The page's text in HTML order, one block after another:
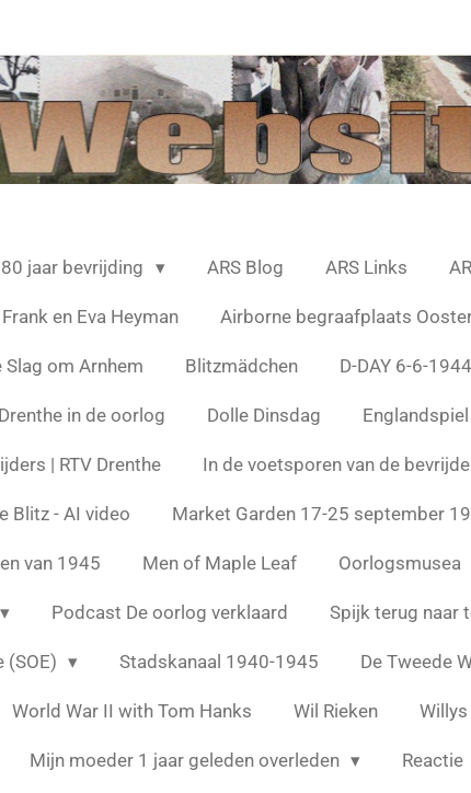
80 jaar bevrijding ARS Blog ARS Links
en Eva Heyman Airborne begraafplaats
Slag om Arnhem Blitzmädchen D-DAY 6-6-1944
Drenthe in de oorlog Dolle Dinsdag Englandspiel
| RTV Drenthe In de voetsporen van de
Blitz - AI video Market Garden 17-25 september
van 1945 Men of Maple Leaf Oorlogsmusea
Podcast De oorlog verklaard Spijk terug naar
(SOE) Stadskanaal 1940-1945 De Tweede
World War II with Tom Hanks Wil Rieken
Mijn moeder 1 jaar geleden overleden Reactie